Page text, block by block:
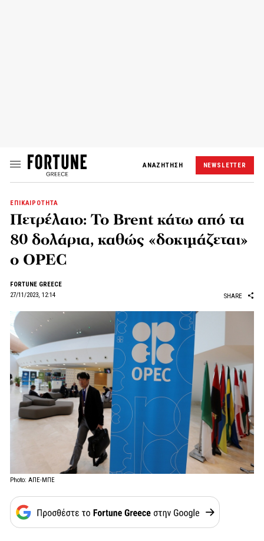
ΑΝΑΖΗΤΗΣΗ NEWSLETTER
ΕΠΙΚΑΙΡΟΤΗΤΑ
Πετρέλαιο: Το Brent κάτω από τα
80 δολάρια, καθώς «δοκιμάζεται»
ο OPEC
FORTUNE GREECE
27/11/2023, 12:14
SHARE
Photo: ΑΠΕ-ΜΠΕ